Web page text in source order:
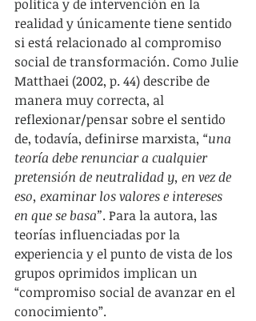
política y de intervención en la
realidad y únicamente tiene sentido
si está relacionado al compromiso
social de transformación. Como Julie
Matthaei (2002, p. 44) describe de
manera muy correcta, al
reflexionar/pensar sobre el sentido
de, todavía, definirse marxista, “una
teoría debe renunciar a cualquier
pretensión de neutralidad y, en vez de
eso, examinar los valores e intereses
en que se basa”. Para la autora, las
teorías influenciadas por la
experiencia y el punto de vista de los
grupos oprimidos implican un
“compromiso social de avanzar en el
conocimiento”.